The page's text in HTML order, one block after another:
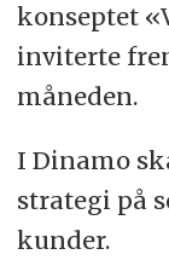
konseptet
inviterte
måneden.
I Dinamo
strategi på
kunder.